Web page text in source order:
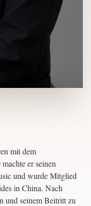
mit dem
er seinen
und wurde Mitglied
in China. Nach
und seinem Beitritt zu